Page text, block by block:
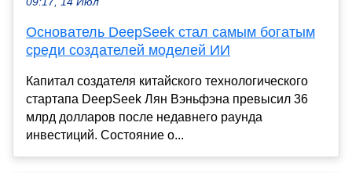
Основатель DeepSeek стал самым богатым
среди создателей моделей ИИ
Капитал создателя китайского технологического
стартапа DeepSeek Лян Вэньфэна превысил 36
млрд долларов после недавнего раунда
инвестиций. Состояние о...